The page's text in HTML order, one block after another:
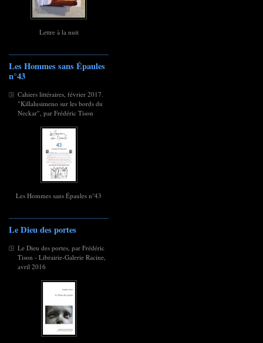
Lettre à la nuit
Les Hommes sans Épaules
n°43
Cahiers littéraires, février 2017.
"Killalusimeno sur les bords du
Neckar", par Frédéric Tison
Les Hommes sans Épaules n°43
Le Dieu des portes
Le Dieu des portes, par Frédéric
Tison - Librairie-Galerie Racine,
avril 2016